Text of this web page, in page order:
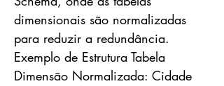
dimensionais são normalizadas
para reduzir a redundância.
Exemplo de Estrutura Tabela
Dimensão Normalizada: Cidade